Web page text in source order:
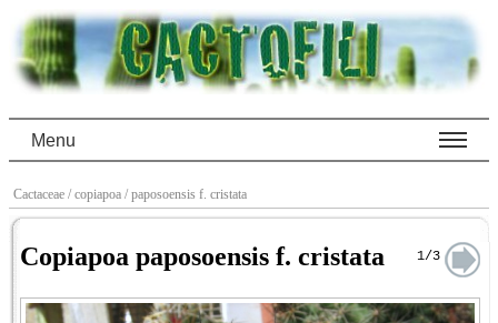
Menu
Cactaceae / copiapoa / paposoensis f. cristata
Copiapoa paposoensis f. cristata 1/3